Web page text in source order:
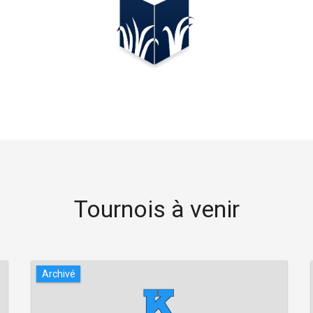
Tournois à venir
Archivé